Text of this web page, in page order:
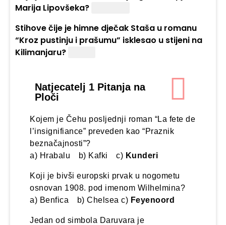
Marija Lipovšeka?
Stihove čije je himne dječak Staša u romanu
“Kroz pustinju i prašumu” isklesao u stijeni na
Kilimanjaru?
Natjecatelj 1 Pitanja na
Ploči
Kojem je Čehu posljednji roman “La fete de
l’insignifiance” preveden kao “Praznik
beznačajnosti”?
a) Hrabalu b) Kafki c) Kunderi
Koji je bivši europski prvak u nogometu
osnovan 1908. pod imenom Wilhelmina?
a) Benfica b) Chelsea c) Feyenoord
Jedan od simbola Daruvara je